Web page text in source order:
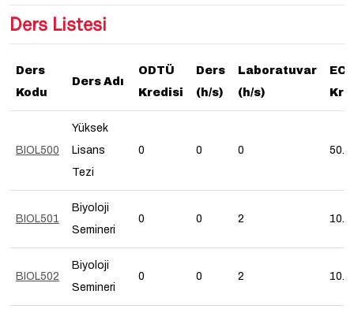
Ders Listesi
Ders
Kodu
Ders Adı
ODTÜ
Kredisi
Ders
(h/s)
Laboratuvar
(h/s)
BIOL500
Yüksek
Lisans
Tezi
0 0 0 50.0
BIOL501
Biyoloji
Semineri
0 0 2 10.0
BIOL502
Biyoloji
Semineri
0 0 2 10.0